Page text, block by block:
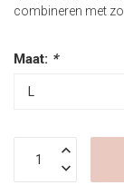
combineren met
Maat: *